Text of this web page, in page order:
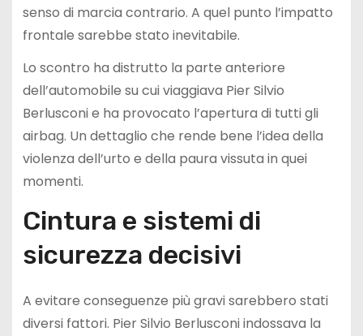
senso di marcia contrario. A quel punto l’impatto
frontale sarebbe stato inevitabile.
Lo scontro ha distrutto la parte anteriore
dell’automobile su cui viaggiava Pier Silvio
Berlusconi e ha provocato l’apertura di tutti gli
airbag. Un dettaglio che rende bene l’idea della
violenza dell’urto e della paura vissuta in quei
momenti.
Cintura e sistemi di
sicurezza decisivi
A evitare conseguenze più gravi sarebbero stati
diversi fattori. Pier Silvio Berlusconi indossava la